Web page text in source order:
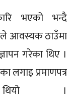
भएको भन्दै
आवस्यक ठाउँमा
गरेका थिए ।
लगाइ प्रमाणपत्र
।